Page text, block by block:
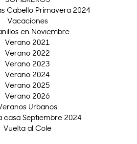
Cabello Primavera 2024
Vacaciones
en Noviembre
Verano 2021
Verano 2022
Verano 2023
Verano 2024
Verano 2025
Verano 2026
Urbanos
casa Septiembre 2024
Vuelta al Cole